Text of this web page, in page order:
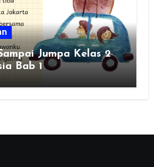
Jumpa Kelas 2
Bab 1